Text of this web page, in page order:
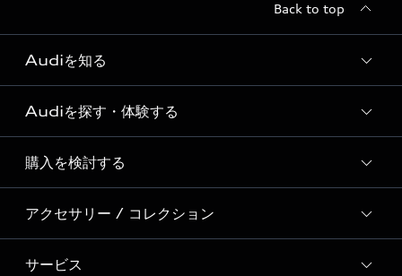
Back to top
Audiを知る
Audi ブランド
Story of Progress
Audi Sport
Formula 1®
デジタルサービス
Audiを探す・体験する
ディーラー検索
新車在庫検索
試乗車・展示車検索
購入を検討する
モデル一覧
特別仕様モデル / 限定モデル
アクセサリー / コレクション
純正アクセサリー
サービス